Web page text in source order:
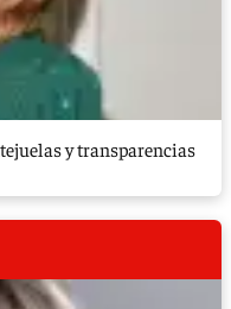
y transparencias